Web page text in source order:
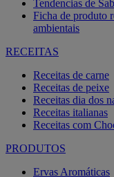
Tendencias de
Ficha de produto
ambientais
RECEITAS
Receitas de carne
Receitas de peixe
Receitas dia dos
Receitas italianas
Receitas com
PRODUTOS
Ervas Aromáticas